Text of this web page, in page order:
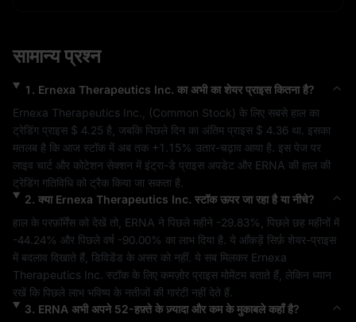
सामान्य प्रश्न
1 . Ernexa Therapeutics Inc. का अभी का शेयर प्राइस कितना है?
Ernexa Therapeutics Inc.
, (Common Stock) के लिए सबसे हाल का
ट्रेडिंग प्राइस $ 4.25 है, जबकि पिछले दिन का अंतिम प्राइस $ 4.36 था. इसका
मतलब है कि आज स्टॉक में अब तक +1.15% उतार-चढ़ाव आया है. इस पेज पर
लाइव चार्ट और कोटेशन सेक्शन में इंट्रा-डे प्राइस अपडेट और ERNA की हाल की
ट्रेडिंग गतिविधि को ट्रैक किया जा सकता है.
2. क्या Ernexa Therapeutics Inc. स्टॉक ऊपर जा रहा है या नीचे?
हाल के परफ़ॉर्मेंस को देखें तो, ERNA ने पिछले महीने -29.83%
-44.24% और पिछले वर्ष -90.00% का लाभ दिया है. ये आँकड़ें सिर्फ़ शेयर-प्राइस
में बदलाव दिखाते हैं, डिविडेंड के असर को नहीं. ये सब मिलकर Ernexa
Therapeutics Inc. स्टॉक के लिए कमज़ोर प्राइस मोमेंटम बताते हैं, लेकिन ध्यान
रखें कि पिछले लाभ भविष्य के नतीजों की गारंटी नहीं देते हैं.
3. ERNA अभी अपने 52-हफ़्ते के ज़्यादा और कम के मुकाबले कहाँ है?